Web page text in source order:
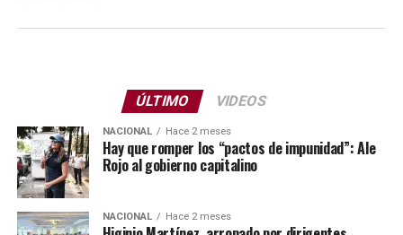
ÚLTIMO VIDEOS
NACIONAL Hace 2 meses
Hay que romper los “pactos de impunidad”: Ale
Rojo al gobierno capitalino
NACIONAL Hace 2 meses